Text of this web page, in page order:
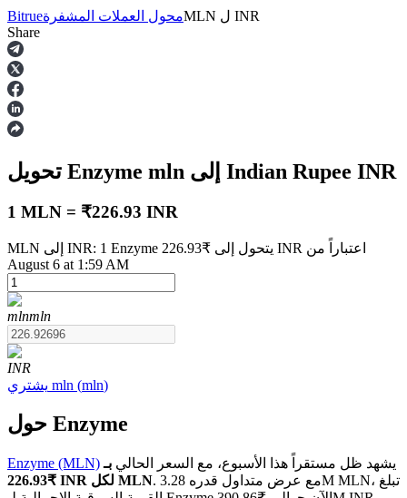
العقود الآجلة
Bitrueمحول العملات المشفرةMLN ل INR
Share
تحويل Enzyme mln إلى Indian Rupee INR
1 MLN = ₹226.93 INR
MLN إلى INR: 1 Enzyme يتحول إلى ₹226.93 INR اعتباراً من
August 6 at 1:59 AM
mlnmln
INR
يشتري mln (mln)
حول Enzyme
Enzyme (MLN) يشهد ظل مستقراً هذا الأسبوع، مع السعر الحالي بـ
₹226.93 INR لكل MLN. مع عرض متداول قدره 3.28M MLN، تبلغ